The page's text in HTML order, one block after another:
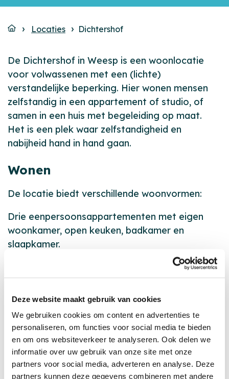
Deze website maakt gebruik van cookies
We gebruiken cookies om content en advertenties te
personaliseren, om functies voor social media te bieden
en om ons websiteverkeer te analyseren. Ook delen we
informatie over uw gebruik van onze site met onze
partners voor social media, adverteren en analyse. Deze
partners kunnen deze gegevens combineren met andere
Locaties Dichtershof
De Dichtershof in Weesp is een woonlocatie
voor volwassenen met een (lichte)
verstandelijke beperking. Hier wonen mensen
zelfstandig in een appartement of studio, of
samen in een huis met begeleiding op maat.
Het is een plek waar zelfstandigheid en
nabijheid hand in hand gaan.
Wonen
De locatie biedt verschillende woonvormen:
Drie eenpersoonsappartementen met eigen
woonkamer, open keuken, badkamer en
slaapkamer.
Twee eenpersoonsstudio’s met zit-/slaapkamer
en een klein aanrechtblok. De badkamer en
Een groepswoning voor vijf bewoners, met
eigen zit- en slaapkamer en gedeelde
woonkamer en keuken.
Alle woonplekken zijn huiselijk ingericht en
bieden privacy. In de groepswoning is het